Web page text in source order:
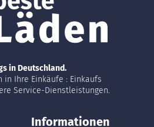
in Deutschland.
Ihre Einkäufe : Einkaufs
Service-Dienstleistungen.
Informationen